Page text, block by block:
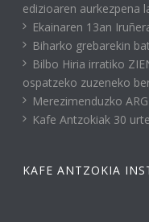
edizioaren aurkezpena
Ekainaren 13an
Biharko grebarekin
Bilbo Hiria irratiko
ospatzeko zuzeneko
Merezimenduzko
Kafe Antzokiak 30
KAFE ANTZOKIA